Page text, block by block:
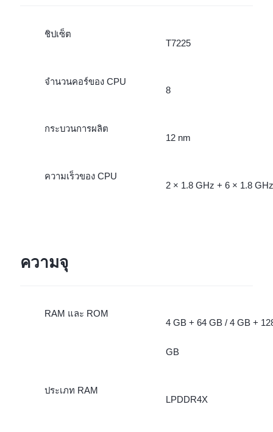
ชิปเซ็ต
T7225
จำนวนคอร์ของ CPU
8
กระบวนการผลิต
12 nm
ความเร็วของ CPU
2 × 1.8 GHz + 6 × 1.8 GHz
ความจุ
RAM และ ROM
4 GB + 64 GB / 4 GB +
GB
ประเภท RAM
LPDDR4X